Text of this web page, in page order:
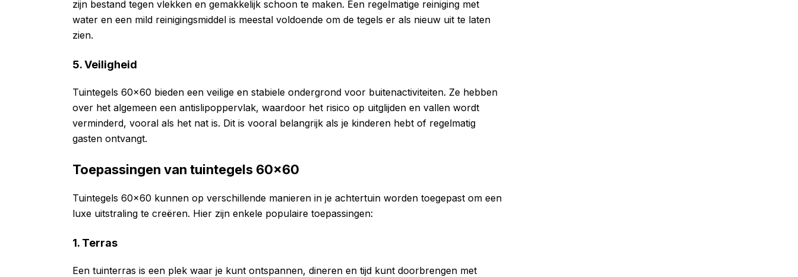
zijn bestand tegen vlekken en gemakkelijk schoon te maken. Een regelmatige reiniging met
water en een mild reinigingsmiddel is meestal voldoende om de tegels er als nieuw uit te laten
zien.
5. Veiligheid
Tuintegels 60×60 bieden een veilige en stabiele ondergrond voor buitenactiviteiten. Ze hebben
over het algemeen een antislipoppervlak, waardoor het risico op uitglijden en vallen wordt
verminderd, vooral als het nat is. Dit is vooral belangrijk als je kinderen hebt of regelmatig
gasten ontvangt.
Toepassingen van tuintegels 60×60
Tuintegels 60×60 kunnen op verschillende manieren in je achtertuin worden toegepast om een
luxe uitstraling te creëren. Hier zijn enkele populaire toepassingen:
1. Terras
Een tuinterras is een plek waar je kunt ontspannen, dineren en tijd kunt doorbrengen met